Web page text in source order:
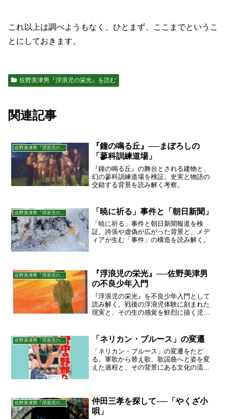
これ以上は調べようもなく、ひとまず、ここまでというこ
とにしておきます。
佐野美津男『浮浪児の栄光』を読む
関連記事
佐野美津男『浮浪児の栄光』を読む
『鐘の鳴る丘』──まぼろしの
「蓼科訓練道場」
『鐘の鳴る丘』の舞台とされる建物と、
幻の蓼科訓練道場を検証。史実と物語の
交錯する背景を読み解く考察。
佐野美津男『浮浪児の栄光』を読む 「暁に祈る」事件と「朝日新聞」
「暁に祈る」事件と朝日新聞報道を検
証。誇張や虚偽が広がった背景と、メデ
ィアが生む「事件」の構造を読み解く。
佐野美津男『浮浪児の栄光』を読む
『浮浪児の栄光』──佐野美津男
の不良少年入門
『浮浪児の栄光』を不良少年入門として
読み解く。戦後の浮浪児体験に刻まれた
現実と、その生の感覚を鮮烈に描く児童
佐野美津男『浮浪児の栄光』を読む 「ネリカン・ブルース」の変遷
「ネリカン・ブルース」の変遷をたど
る。軍歌から替え歌、歌謡曲へと姿を変
えた過程と、その背景にある文化の流れ
佐野美津男『浮浪児の栄光』を読む
仲田三孝を探して──「やくざ小
唄」